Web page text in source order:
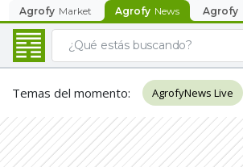
Agrofy Market Agrofy News Agrofy
Temas del momento: AgrofyNews Live